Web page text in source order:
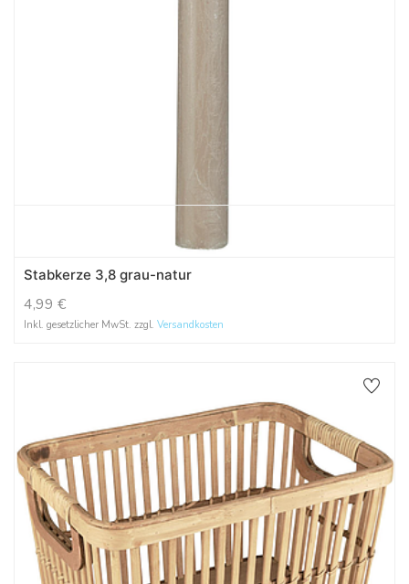
Stabkerze 3,8 grau-natur
4,99 €
Inkl. gesetzlicher MwSt. zzgl. Versandkosten